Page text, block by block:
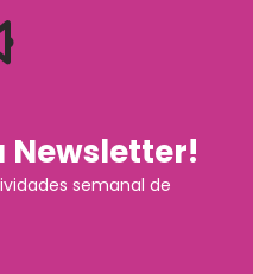
Newsletter!
semanal de